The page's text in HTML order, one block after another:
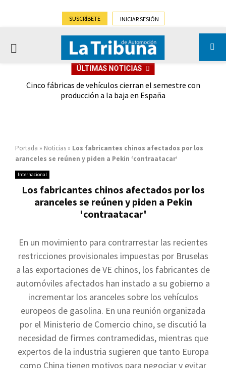
SUSCRÍBETE INICIAR SESIÓN
PRIMARY
ÚLTIMAS NOTICIAS
Cinco fábricas de vehículos cierran el semestre con
producción a la baja en España
Portada » Noticias » Los fabricantes chinos afectados por los
aranceles se reúnen y piden a Pekin ‘contraatacar’
Internacional
Los fabricantes chinos afectados por los
aranceles se reúnen y piden a Pekin
'contraatacar'
En un movimiento para contrarrestar las recientes
restricciones provisionales impuestas por Bruselas
a las exportaciones de VE chinos, los fabricantes de
automóviles afectados han instado a su gobierno a
incrementar los aranceles sobre los vehículos
europeos de gasolina. En una reunión organizada
por el Ministerio de Comercio chino, se discutió la
necesidad de firmes contramedidas, mientras que
expertos de la industria sugieren que tanto Europa
como China tienen motivos para negociar y evitar